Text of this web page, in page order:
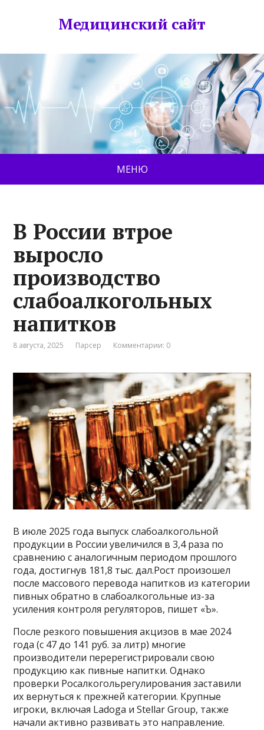
Медицинский сайт
МЕНЮ
В России втрое
выросло
производство
слабоалкогольных
напитков
8 августа, 2025 Парсер Комментарии: 0
В июле 2025 года выпуск слабоалкогольной
продукции в России увеличился в 3,4 раза по
сравнению с аналогичным периодом прошлого
года, достигнув 181,8 тыс. дал.Рост произошел
после массового перевода напитков из категории
пивных обратно в слабоалкогольные из-за
усиления контроля регуляторов, пишет «Ъ».
После резкого повышения акцизов в мае 2024
года (с 47 до 141 руб. за литр) многие
производители перерегистрировали свою
продукцию как пивные напитки. Однако
проверки Росалкогольрегулирования заставили
их вернуться к прежней категории. Крупные
игроки, включая Ladoga и Stellar Group, также
начали активно развивать это направление.